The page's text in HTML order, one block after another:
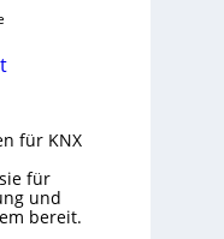
für KNX
für
und
bereit.